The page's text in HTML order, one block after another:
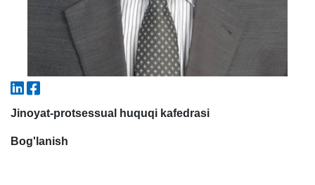
Jinoyat-protsessual huquqi kafedrasi
Bog'lanish